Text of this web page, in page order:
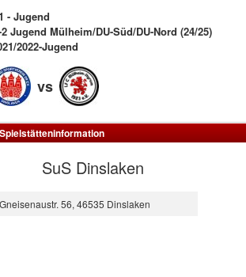
- Jugend
2 Jugend Mülheim/DU-Süd/DU-Nord (24/25)
2022-Jugend
vs
Spielstätteninformation
SuS Dinslaken
Gneisenaustr. 56, 46535 Dinslaken